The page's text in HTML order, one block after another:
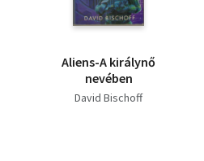
Aliens-A királynő
nevében
David Bischoff